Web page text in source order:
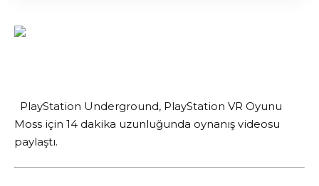
PlayStation Underground, PlayStation VR Oyunu
Moss için 14 dakika uzunluğunda oynanış videosu
paylaştı.